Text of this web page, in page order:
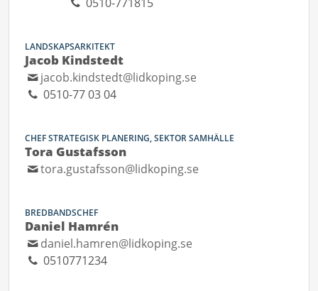
LANDSKAPSARKITEKT
Jacob Kindstedt
jacob.kindstedt@lidkoping.se
0510-77 03 04
CHEF STRATEGISK PLANERING, SEKTOR SAMHÄLLE
Tora Gustafsson
tora.gustafsson@lidkoping.se
BREDBANDSCHEF
Daniel Hamrén
daniel.hamren@lidkoping.se
0510771234